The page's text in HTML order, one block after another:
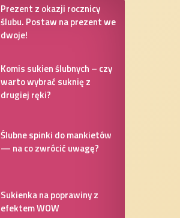
Prezent z okazji rocznicy
ślubu. Postaw na prezent we
dwoje!
Komis sukien ślubnych – czy
warto wybrać suknię z
drugiej ręki?
Ślubne spinki do mankietów
— na co zwrócić uwagę?
Sukienka na poprawiny z
efektem WOW